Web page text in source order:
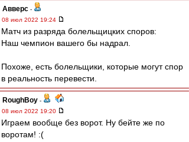
Авверс -
08 июл 2022 19:24
Матч из разряда болельщицких споров:
Наш чемпион вашего бы надрал.
Похоже, есть болельщики, которые могут спор
в реальность перевести.
RoughBoy -
08 июл 2022 19:20
Играем вообще без ворот. Ну бейте же по
воротам! :(